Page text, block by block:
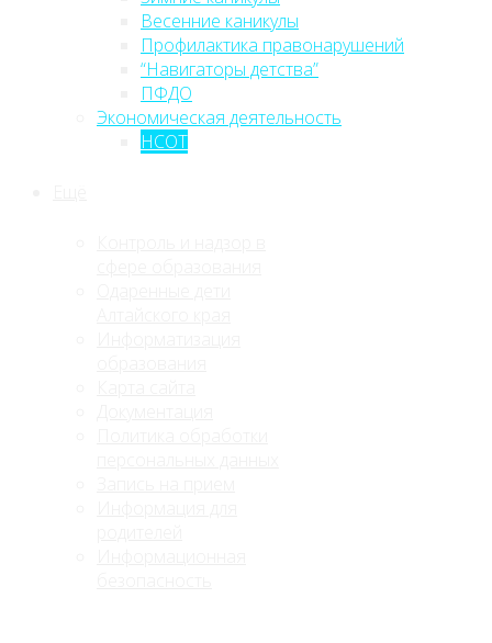
Весенние каникулы
Профилактика правонарушений
“Навигаторы детства”
ПФДО
Экономическая деятельность
НСОТ